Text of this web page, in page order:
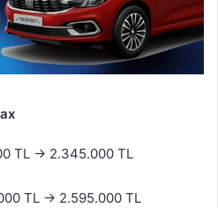
TL → 2.345.000 TL
TL → 2.595.000 TL